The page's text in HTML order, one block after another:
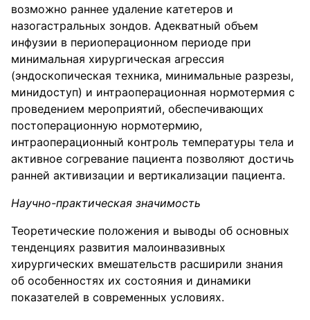
возможно раннее удаление катетеров и
назогастральных зондов. Адекватный объем
инфузии в периоперационном периоде при
минимальная хирургическая агрессия
(эндоскопическая техника, минимальные разрезы,
минидоступ) и интраоперационная нормотермия с
проведением мероприятий, обеспечивающих
постоперационную нормотермию,
интраоперационный контроль температуры тела и
активное согревание пациента позволяют достичь
ранней активизации и вертикализации пациента.
Научно-практическая значимость
Теоретические положения и выводы об основных
тенденциях развития малоинвазивных
хирургических вмешательств расширили знания
об особенностях их состояния и динамики
показателей в современных условиях.